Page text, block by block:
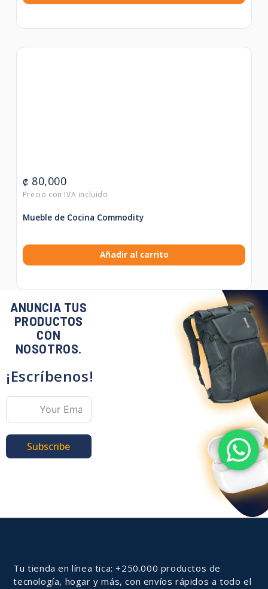
₡ 80,000
Mueble de Cocina Commodity
Añadir al carrito
ANUNCIA TUS
PRODUCTOS
CON
NOSOTROS.
¡Escríbenos!
Subscribe
Tu tienda en línea tica: +250.000 productos de
tecnología, hogar y más, con envíos rápidos a todo el